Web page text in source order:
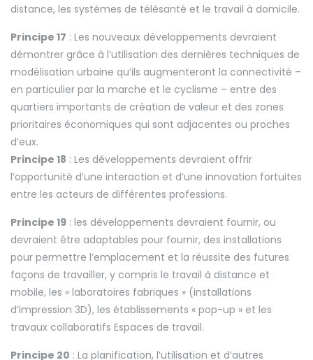
distance, les systèmes de télésanté et le travail à domicile.
Principe 17 : Les nouveaux développements devraient
démontrer grâce à l’utilisation des dernières techniques de
modélisation urbaine qu’ils augmenteront la connectivité –
en particulier par la marche et le cyclisme – entre des
quartiers importants de création de valeur et des zones
prioritaires économiques qui sont adjacentes ou proches
d’eux.
Principe 18 : Les développements devraient offrir
l’opportunité d’une interaction et d’une innovation fortuites
entre les acteurs de différentes professions.
Principe 19 : les développements devraient fournir, ou
devraient être adaptables pour fournir, des installations
pour permettre l’emplacement et la réussite des futures
façons de travailler, y compris le travail à distance et
mobile, les « laboratoires fabriques » (installations
d’impression 3D), les établissements « pop-up » et les
travaux collaboratifs Espaces de travail.
Principe 20 : La planification, l’utilisation et d’autres